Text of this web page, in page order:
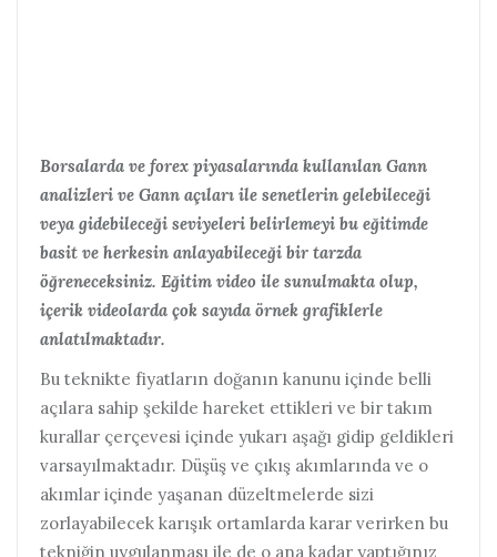
Borsalarda ve forex piyasalarında kullanılan Gann
analizleri ve Gann açıları ile senetlerin gelebileceği
veya gidebileceği seviyeleri belirlemeyi bu eğitimde
basit ve herkesin anlayabileceği bir tarzda
öğreneceksiniz. Eğitim video ile sunulmakta olup,
içerik videolarda çok sayıda örnek grafiklerle
anlatılmaktadır.
Bu teknikte fiyatların doğanın kanunu içinde belli
açılara sahip şekilde hareket ettikleri ve bir takım
kurallar çerçevesi içinde yukarı aşağı gidip geldikleri
varsayılmaktadır. Düşüş ve çıkış akımlarında ve o
akımlar içinde yaşanan düzeltmelerde sizi
zorlayabilecek karışık ortamlarda karar verirken bu
tekniğin uygulanması ile de o ana kadar yaptığınız